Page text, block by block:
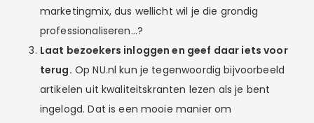
marketingmix, dus wellicht wil je die grondig
professionaliseren…?
Laat bezoekers inloggen en geef daar iets voor
terug. Op NU.nl kun je tegenwoordig bijvoorbeeld
artikelen uit kwaliteitskranten lezen als je bent
ingelogd. Dat is een mooie manier om